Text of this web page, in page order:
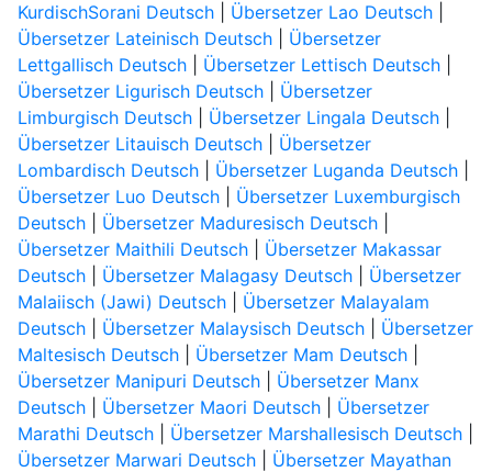
KurdischSorani Deutsch| Übersetzer Lao Deutsch|
Übersetzer Lateinisch Deutsch| Übersetzer
Lettgallisch Deutsch| Übersetzer Lettisch Deutsch|
Übersetzer Ligurisch Deutsch| Übersetzer
Limburgisch Deutsch| Übersetzer Lingala Deutsch|
Übersetzer Litauisch Deutsch| Übersetzer
Lombardisch Deutsch| Übersetzer Luganda Deutsch|
Übersetzer Luo Deutsch| Übersetzer Luxemburgisch
Deutsch| Übersetzer Maduresisch Deutsch|
Übersetzer Maithili Deutsch| Übersetzer Makassar
Deutsch| Übersetzer Malagasy Deutsch| Übersetzer
Malaiisch (Jawi) Deutsch| Übersetzer Malayalam
Deutsch| Übersetzer Malaysisch Deutsch| Übersetzer
Maltesisch Deutsch| Übersetzer Mam Deutsch|
Übersetzer Manipuri Deutsch| Übersetzer Manx
Deutsch| Übersetzer Maori Deutsch| Übersetzer
Marathi Deutsch| Übersetzer Marshallesisch Deutsch|
Übersetzer Marwari Deutsch| Übersetzer Mayathan